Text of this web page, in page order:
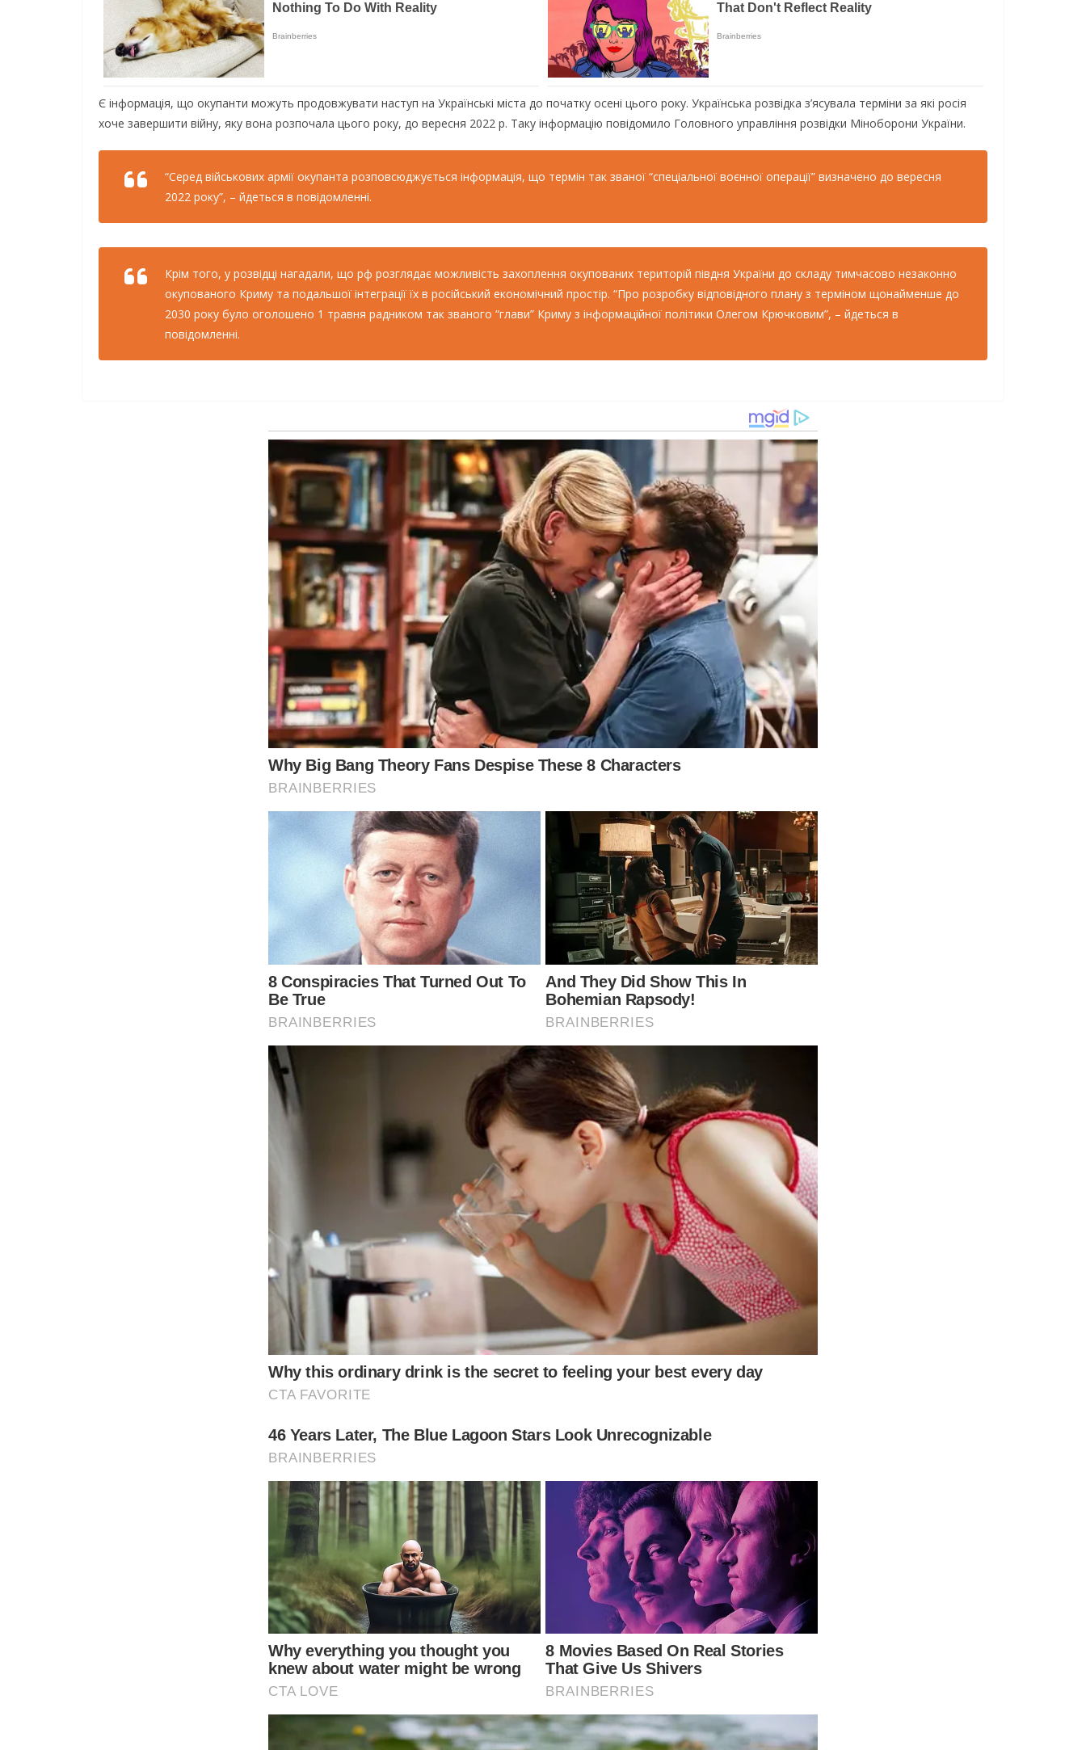
Є інформація, що окупанти можуть продовжувати наступ на Українські міста до початку осені цього року. Українська розвідка з’ясувала терміни за які росія
хоче завершити війну, яку вона розпочала цього року, до вересня 2022 р. Таку інформацію повідомило Головного управління розвідки Міноборони України.
“Серед військових армії окупанта розповсюджується інформація, що термін так званої “спеціальної воєнної операції” визначено до вересня
2022 року”, – йдеться в повідомленні.
Крім того, у розвідці нагадали, що рф розглядає можливість захоплення окупованих територій півдня України до складу тимчасово незаконно
окупованого Криму та подальшої інтеграції їх в російський економічний простір. “Про розробку відповідного плану з терміном щонайменше до
2030 року було оголошено 1 травня радником так званого “глави” Криму з інформаційної політики Олегом Крючковим”, – йдеться в
повідомленні.